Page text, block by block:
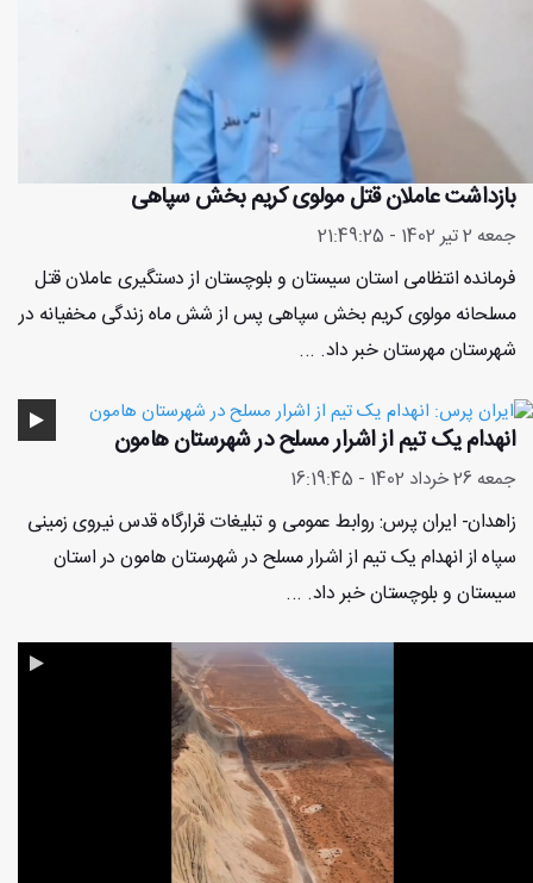
بازداشت عاملان قتل مولوی کریم بخش سپاهی
جمعه 2 تیر 1402 - 21:49:25
فرمانده انتظامی استان سیستان و بلوچستان از دستگیری عاملان قتل
مسلحانه مولوی کریم بخش سپاهی پس از شش ماه زندگی مخفیانه در
شهرستان مهرستان خبر داد. ...
انهدام یک تیم از اشرار مسلح در شهرستان هامون
جمعه 26 خرداد 1402 - 16:19:45
زاهدان- ایران پرس: روابط عمومی و تبلیغات قرارگاه قدس نیروی زمینی
سپاه از انهدام یک تیم از اشرار مسلح در شهرستان هامون در استان
سیستان و بلوچستان خبر داد. ...